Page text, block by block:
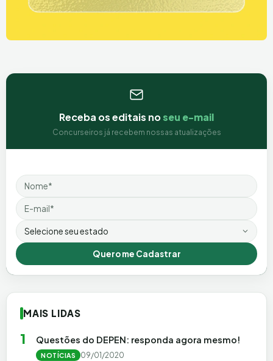
Receba os editais noseu e-mail
Concurseiros já recebem nossas atualizações
Nome
Email
Estado
Quero me Cadastrar
MAIS LIDAS
1 Questões do DEPEN: responda agora mesmo!
NOTÍCIAS 09/01/2020